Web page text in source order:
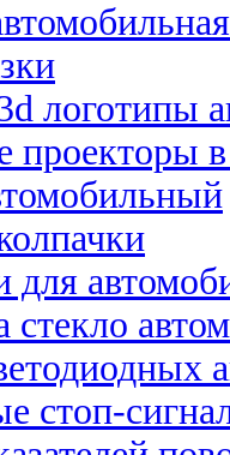
логотипы
проекторы
для
стекло
стоп-